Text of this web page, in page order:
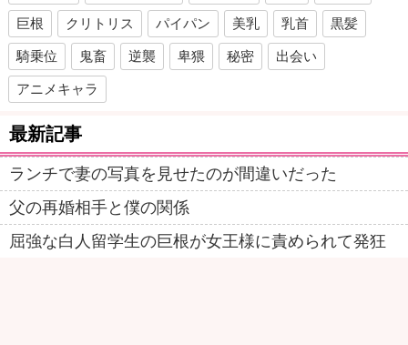
巨根 クリトリス パイパン 美乳 乳首 黒髪
騎乗位 鬼畜 逆襲 卑猥 秘密 出会い
アニメキャラ
最新記事
ランチで妻の写真を見せたのが間違いだった
父の再婚相手と僕の関係
屈強な白人留学生の巨根が女王様に責められて発狂